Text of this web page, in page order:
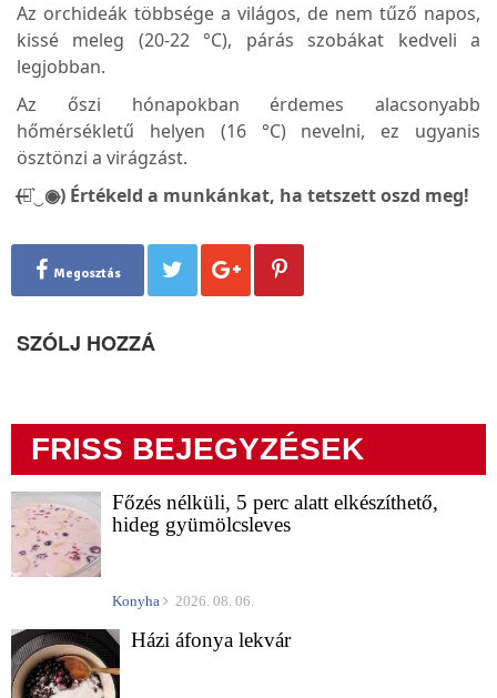
Az orchideák többsége a világos, de nem tűző napos,
kissé meleg (20-22 °C), párás szobákat kedveli a
legjobban.
Az őszi hónapokban érdemes alacsonyabb
hőmérsékletű helyen (16 °C) nevelni, ez ugyanis
ösztönzi a virágzást.
(̶◉͛‿◉̶) Értékeld a munkánkat, ha tetszett oszd meg!
Megosztás
SZÓLJ HOZZÁ
FRISS BEJEGYZÉSEK
Főzés nélküli, 5 perc alatt elkészíthető,
hideg gyümölcsleves
Konyha 2026. 08. 06.
Házi áfonya lekvár